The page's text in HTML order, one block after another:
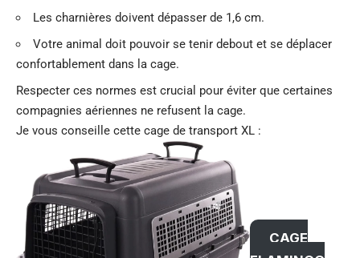
Les charnières doivent dépasser de 1,6 cm.
Votre animal doit pouvoir se tenir debout et se déplacer
confortablement dans la cage.
Respecter ces normes est crucial pour éviter que certaines
compagnies aériennes ne refusent la cage.
Je vous conseille cette cage de transport XL :
CAGE